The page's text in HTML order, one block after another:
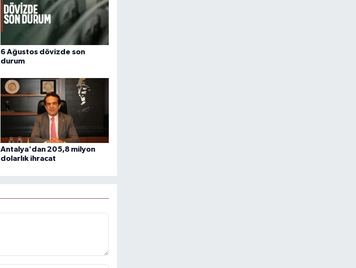
6 Ağustos dövizde son
durum
Antalya'dan 205,8 milyon
dolarlık ihracat